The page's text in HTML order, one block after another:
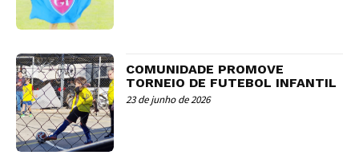
COMUNIDADE PROMOVE
TORNEIO DE FUTEBOL INFANTIL
23 de junho de 2026